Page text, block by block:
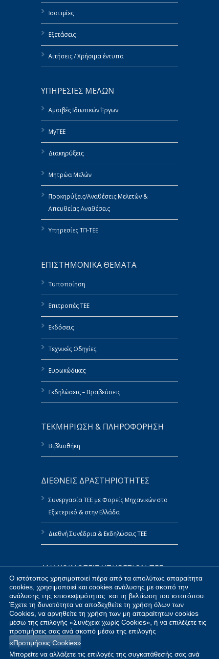
Ισοτιμίες
Εξετάσεις
Αιτήσεις / Χρήσιμα έντυπα
ΥΠΗΡΕΣΙΕΣ ΜΕΛΩΝ
Αμοιβές Ιδιωτικών Έργων
MyTEE
Διακηρύξεις
Μητρώα Μελών
Προκηρύξεις/Αναθέσεις Μελετών &
Απευθείας Αναθέσεις
Υπηρεσίες ΤΠ-ΤΕΕ
ΕΠΙΣΤΗΜΟΝΙΚΑ ΘΕΜΑΤΑ
Τυποποίηση
Επιτροπές ΤΕΕ
Εκδόσεις
Τεχνικές Οδηγίες
Ευρωκώδικες
Εκδηλώσεις – Βραβεύσεις
ΤΕΚΜΗΡΙΩΣΗ & ΠΛΗΡΟΦΟΡΗΣΗ
Βιβλιοθήκη
ΔΙΕΘΝΕΙΣ ΔΡΑΣΤΗΡΙΟΤΗΤΕΣ
Συνεργασία ΤΕΕ με Φορείς Μηχανικών στο
Εξωτερικό & στην Ελλάδα
Διεθνή Συνέδρια & Εκδηλώσεις ΤΕΕ
ΑΝΑΚΟΙΝΩΣΕΙΣ ΥΠΗΡΕΣΙΩΝ ΤΕΕ
Πολιτική Αναφορών του ΤΕΕ
Δημοσίευση Στοιχείων ΤΕΕ κατ’ Εφαρμογή
του Ν.4070/2012
Προμήθειες ΤΕΕ
Ο ιστότοπος χρησιμοποιεί πέρα από τα απολύτως απαραίτητα
cookies, χρησιμοποιεί και cookies ανάλυσης με σκοπό την
ανάλυσης της επισκεψιμότητας και τη βελτίωση του ιστοτόπου.
Έχετε τη δυνατότητα να αποδεχθείτε τη χρήση όλων των
Cookies, να αρνηθείτε τη χρήση των μη απαραίτητων cookies
μέσω της επιλογής «Συνέχεια χωρίς Cookies», ή να επιλέξετε τις
προτιμήσεις σας ανά σκοπό μέσω της επιλογής
«Προτιμήσεις Cookies»
Μπορείτε να αλλάξετε τις επιλογές της συγκατάθεσής σας ανά